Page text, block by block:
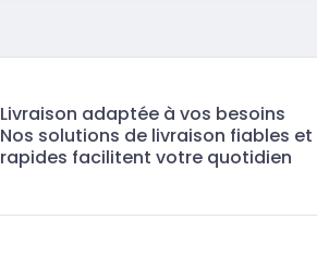
Livraison adaptée à vos besoins
Nos solutions de livraison fiables et
rapides facilitent votre quotidien